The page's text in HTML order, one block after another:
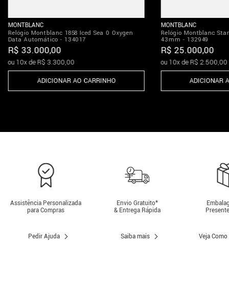
MONTBLANC
Relógio Montblanc 1858 Iced Sea 0 Oxygen
Data Automático - 134017
R$ 33.000,00
ou 10x deR$ 3.300,00
ADICIONAR AO CARRINHO
MONTBLANC
Relógio Montblanc
43mm - 132949
R$ 25.000,00
ou 10x deR$ 2.500,00
ADICIONAR
Assistência Personalizada
para Compras
Pedir Ajuda
Envio Gratuito*
& Entrega Rápida
Saiba mais Veja